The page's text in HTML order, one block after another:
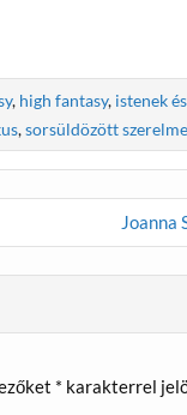
, high fantasy, istenek
,sorsüldözött
Joanna
* karakterrel